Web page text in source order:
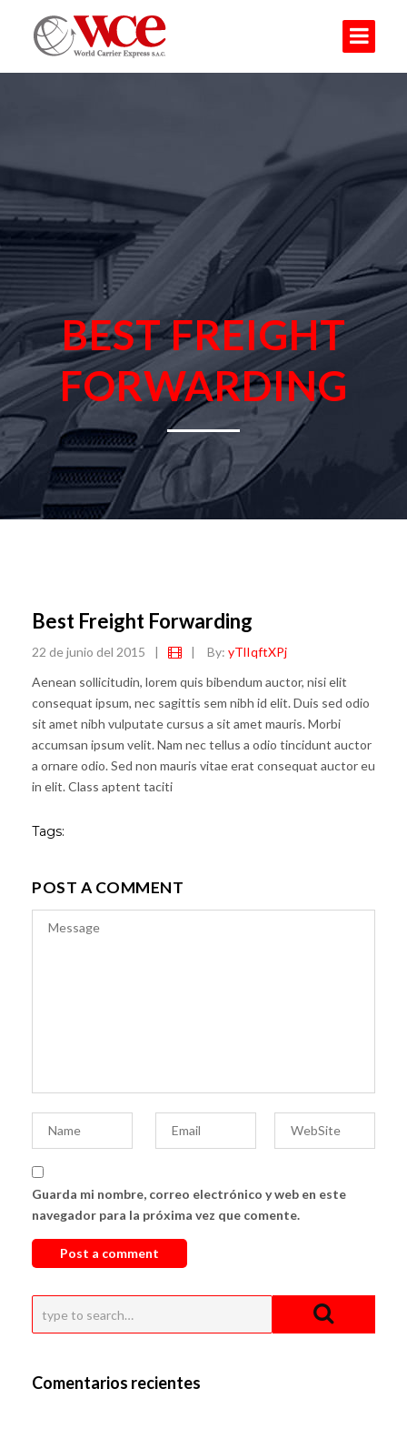
BEST FREIGHT
FORWARDING
Best Freight Forwarding
22 de junio del 2015 | | By: yTlIqftXPj
Aenean sollicitudin, lorem quis bibendum auctor, nisi elit
consequat ipsum, nec sagittis sem nibh id elit. Duis sed odio
sit amet nibh vulputate cursus a sit amet mauris. Morbi
accumsan ipsum velit. Nam nec tellus a odio tincidunt auctor
a ornare odio. Sed non mauris vitae erat consequat auctor eu
in elit. Class aptent taciti
Tags:
POST A COMMENT
Guarda mi nombre, correo electrónico y web en este
navegador para la próxima vez que comente.
Comentarios recientes